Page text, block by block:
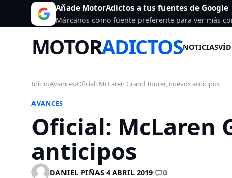
Añade MotorAdictos a tus fuentes de Google
Márcanos como fuente preferente para ver más
MOTORADICTOSNOTICIAS
Inicio›Avances›Oficial: McLaren Grand Tourer, nuevos anticipos
AVANCES
Oficial: McLaren
anticipos
DANIEL PIÑAS·4 ABRIL 2019· 0